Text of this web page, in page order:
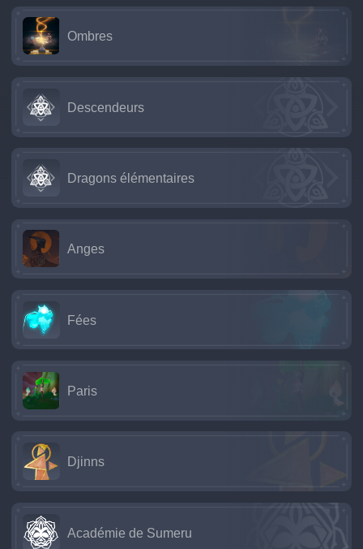
Ombres
Descendeurs
Dragons élémentaires
Anges
Fées
Paris
Djinns
Académie de Sumeru